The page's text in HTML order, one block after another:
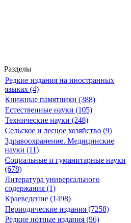
Разделы
Редкие издания на иностранных
языках (4)
Книжные памятники (388)
Естественные науки (105)
Технические науки (248)
Сельское и лесное хозяйство (9)
Здравоохранение. Медицинские
науки (11)
Социальные и гуманитарные науки
(678)
Литература универсального
содержания (1)
Краеведение (1498)
Периодические издания (7258)
Редкие нотные издания (96)